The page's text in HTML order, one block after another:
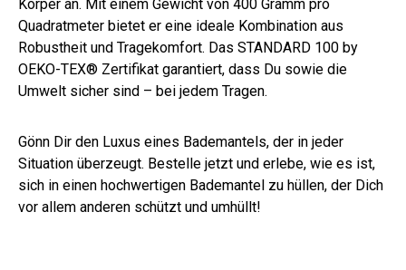
Körper an. Mit einem Gewicht von 400 Gramm pro
Quadratmeter bietet er eine ideale Kombination aus
Robustheit und Tragekomfort. Das STANDARD 100 by
OEKO-TEX® Zertifikat garantiert, dass Du sowie die
Umwelt sicher sind – bei jedem Tragen.
Gönn Dir den Luxus eines Bademantels, der in jeder
Situation überzeugt. Bestelle jetzt und erlebe, wie es ist,
sich in einen hochwertigen Bademantel zu hüllen, der Dich
vor allem anderen schützt und umhüllt!